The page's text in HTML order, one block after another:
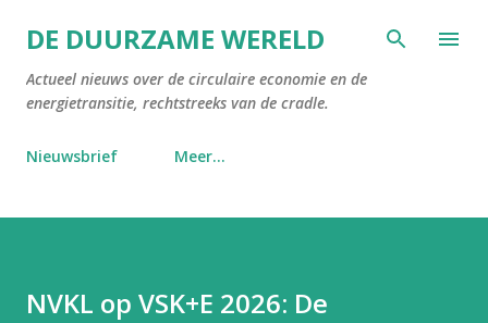
Doorgaan naar hoofdcontent
DE DUURZAME WERELD
Actueel nieuws over de circulaire economie en de
energietransitie, rechtstreeks van de cradle.
Nieuwsbrief Meer…
NVKL op VSK+E 2026: De